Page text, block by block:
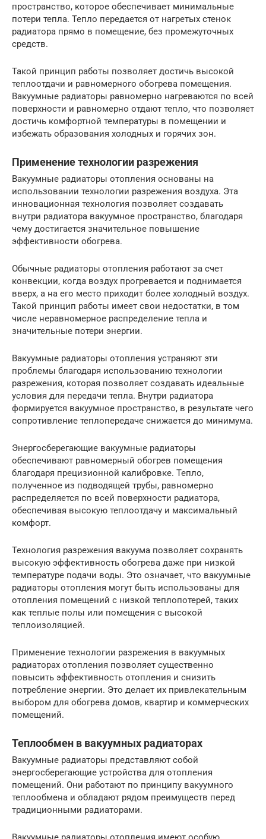
пространство, которое обеспечивает минимальные
потери тепла. Тепло передается от нагретых стенок
радиатора прямо в помещение, без промежуточных
средств.
Такой принцип работы позволяет достичь высокой
теплоотдачи и равномерного обогрева помещения.
Вакуумные радиаторы равномерно нагреваются по всей
поверхности и равномерно отдают тепло, что позволяет
достичь комфортной температуры в помещении и
избежать образования холодных и горячих зон.
Применение технологии разрежения
Вакуумные радиаторы отопления основаны на
использовании технологии разрежения воздуха. Эта
инновационная технология позволяет создавать
внутри радиатора вакуумное пространство, благодаря
чему достигается значительное повышение
эффективности обогрева.
Обычные радиаторы отопления работают за счет
конвекции, когда воздух прогревается и поднимается
вверх, а на его место приходит более холодный воздух.
Такой принцип работы имеет свои недостатки, в том
числе неравномерное распределение тепла и
значительные потери энергии.
Вакуумные радиаторы отопления устраняют эти
проблемы благодаря использованию технологии
разрежения, которая позволяет создавать идеальные
условия для передачи тепла. Внутри радиатора
формируется вакуумное пространство, в результате чего
сопротивление теплопередаче снижается до минимума.
Энергосберегающие вакуумные радиаторы
обеспечивают равномерный обогрев помещения
благодаря прецизионной калибровке. Тепло,
полученное из подводящей трубы, равномерно
распределяется по всей поверхности радиатора,
обеспечивая высокую теплоотдачу и максимальный
комфорт.
Технология разрежения вакуума позволяет сохранять
высокую эффективность обогрева даже при низкой
температуре подачи воды. Это означает, что вакуумные
радиаторы отопления могут быть использованы для
отопления помещений с низкой теплопотерей, таких
как теплые полы или помещения с высокой
теплоизоляцией.
Применение технологии разрежения в вакуумных
радиаторах отопления позволяет существенно
повысить эффективность отопления и снизить
потребление энергии. Это делает их привлекательным
выбором для обогрева домов, квартир и коммерческих
помещений.
Теплообмен в вакуумных радиаторах
Вакуумные радиаторы представляют собой
энергосберегающие устройства для отопления
помещений. Они работают по принципу вакуумного
теплообмена и обладают рядом преимуществ перед
традиционными радиаторами.